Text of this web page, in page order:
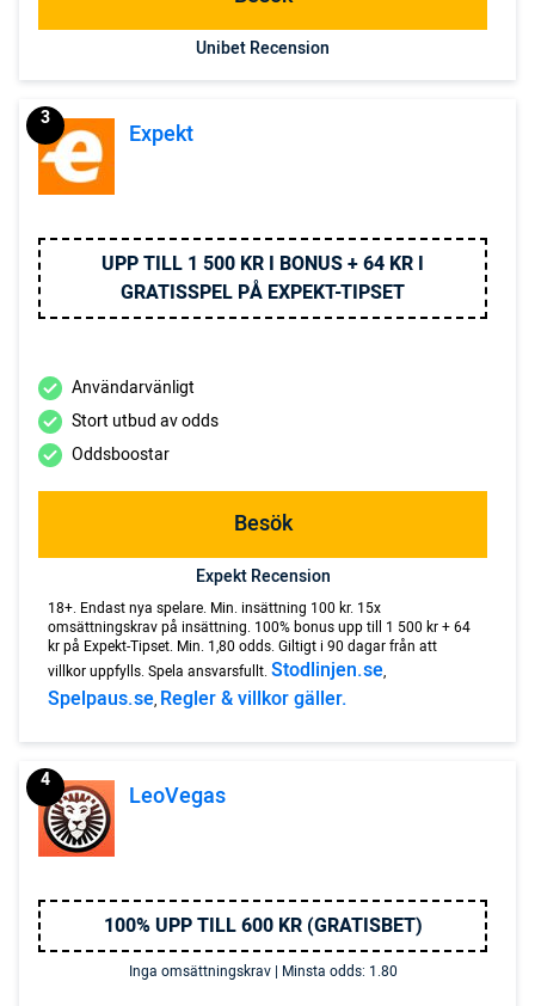
Unibet Recension
Expekt
3
UPP TILL 1 500 KR I BONUS + 64 KR I
GRATISSPEL PÅ EXPEKT-TIPSET
Användarvänligt
Stort utbud av odds
Oddsboostar
Besök
Expekt Recension
18+. Endast nya spelare. Min. insättning 100 kr. 15x
omsättningskrav på insättning. 100% bonus upp till 1 500 kr + 64
kr på Expekt-Tipset. Min. 1,80 odds. Giltigt i 90 dagar från att
villkor uppfylls. Spela ansvarsfullt. Stodlinjen.se,
Spelpaus.se, Regler & villkor gäller.
LeoVegas
4
100% UPP TILL 600 KR (GRATISBET)
Inga omsättningskrav | Minsta odds: 1.80